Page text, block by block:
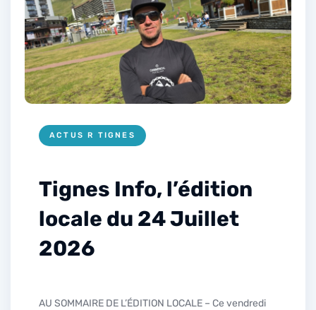
ACTUS R TIGNES
Tignes Info, l’édition
locale du 24 Juillet
2026
AU SOMMAIRE DE L’ÉDITION LOCALE – Ce vendredi